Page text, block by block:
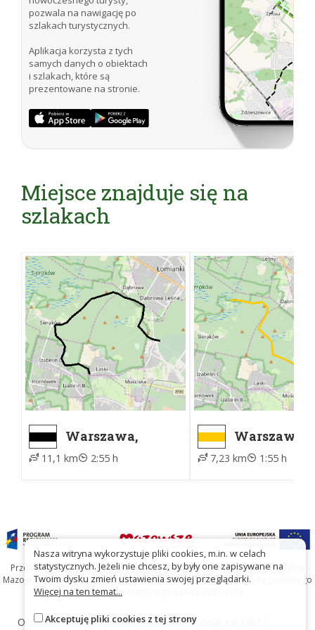
Źródło: Lechosław Herz „Puszcza Kampinoska –
przewodnik”, Oficyna Wydawnicza REWASZ,
Pruszków 2002
Internet: www.kampinoski-pn.gov.pl
pozwala na nawigację po
szlakach turystycznych.
Aplikacja korzysta z tych
samych danych o obiektach
i szlakach, które są
prezentowane na stronie.
Miejsce znajduje się na
szlakach
Warszawa,
Cmentarz
Północny, brama
11,1 km 2:55 h
Warszawa,
Cmentarz
Północny,
7,23 km 1:55 h
Przedsięwzięcie współfinansowane ze środków Samorządu Województwa
Mazowieckiego oraz Unię Europejską w ramach Mazowieckiego Regionalnego
Programu Operacyjnego na lata 2007-2013
O stronie O projekcie Kontakt
Nasza witryna wykorzystuje pliki cookies, m.in. w celach
statystycznych. Jeżeli nie chcesz, by były one zapisywane na
Twoim dysku zmień ustawienia swojej przeglądarki.
Więcej na ten temat...
Akceptuję pliki cookies z tej strony